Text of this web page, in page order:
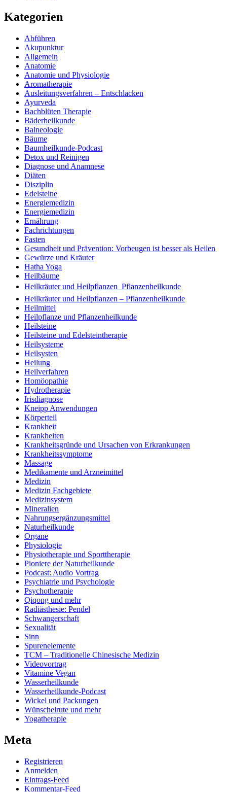
Kategorien
Abführen
Akupunktur
Allgemein
Anatomie
Anatomie und Physiologie
Aromatherapie
Ausleitungsverfahren – Entschlacken
Ayurveda
Bachblüten Therapie
Bäderheilkunde
Balneologie
Bäume
Baumheilkunde-Podcast
Detox und Reinigen
Diagnose und Anamnese
Diäten
Disziplin
Edelsteine
Energiemedizin
Energiemedizin
Ernährung
Fachrichtungen
Fasten
Gesundheit und Prävention: Vorbeugen ist besser als Heilen
Gewürze und Kräuter
Hatha Yoga
Heilbäume
Heilkräuter und Heilpflanzen  Pflanzenheilkunde
Heilkräuter und Heilpflanzen – Pflanzenheilkunde
Heilmittel
Heilpflanze und Pflanzenheilkunde
Heilsteine
Heilsteine und Edelsteintherapie
Heilsysteme
Heilsysten
Heilung
Heilverfahren
Homöopathie
Hydrotherapie
Irisdiagnose
Kneipp Anwendungen
Körperteil
Krankheit
Krankheiten
Krankheitsgründe und Ursachen von Erkrankungen
Krankheitssymptome
Massage
Medikamente und Arzneimittel
Medizin
Medizin Fachgebiete
Medizinsystem
Mineralien
Nahrungsergänzungsmittel
Naturheilkunde
Organe
Physiologie
Physiotherapie und Sporttherapie
Pioniere der Naturheilkunde
Podcast: Audio Vortrag
Psychiatrie und Psychologie
Psychotherapie
Qiqong und mehr
Radiästhesie: Pendel
Schwangerschaft
Sexualität
Sinn
Spurenelemente
TCM – Traditionelle Chinesische Medizin
Videovortrag
Vitamine Vegan
Wasserheilkunde
Wasserheilkunde-Podcast
Wickel und Packungen
Wünschelrute und mehr
Yogatherapie
Meta
Registrieren
Anmelden
Eintrags-Feed
Kommentar-Feed